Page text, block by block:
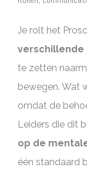
Je rolt het
verschillende
te zetten
bewegen. Wat
omdat de
Leiders die dit
op de
één standaard